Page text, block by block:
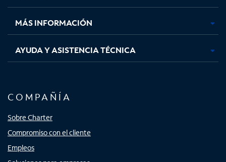
nuevanuevanuevanueva
MÁS INFORMACIÓN
AYUDA Y ASISTENCIA TÉCNICA
COMPAÑÍA
Sobre Charter
Compromiso con el cliente
Empleos